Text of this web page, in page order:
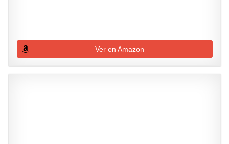
Ver en Amazon